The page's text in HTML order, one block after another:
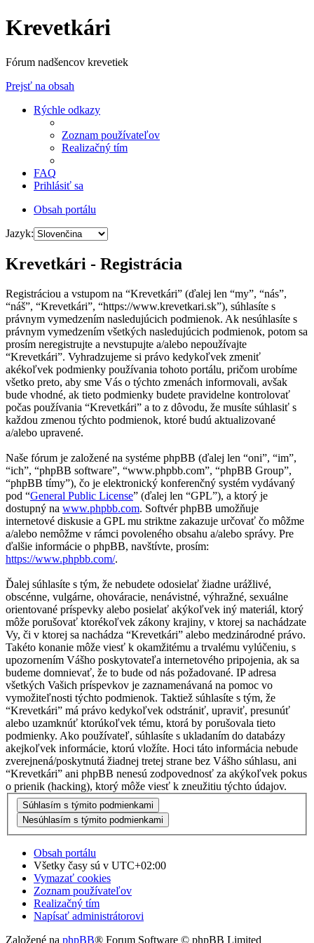
Krevetkári
Fórum nadšencov krevetiek
Prejsť na obsah
Rýchle odkazy
Zoznam používateľov
Realizačný tím
FAQ
Prihlásiť sa
Obsah portálu
Jazyk:
Krevetkári - Registrácia
Registráciou a vstupom na “Krevetkári” (ďalej len “my”, “nás”,
“náš”, “Krevetkári”, “https://www.krevetkari.sk”), súhlasíte s
právnym vymedzením nasledujúcich podmienok. Ak nesúhlasíte s
právnym vymedzením všetkých nasledujúcich podmienok, potom sa
prosím neregistrujte a nevstupujte a/alebo nepoužívajte
“Krevetkári”. Vyhradzujeme si právo kedykoľvek zmeniť
akékoľvek podmienky používania tohoto portálu, pričom urobíme
všetko preto, aby sme Vás o týchto zmenách informovali, avšak
bude vhodné, ak tieto podmienky budete pravidelne kontrolovať
počas používania “Krevetkári” a to z dôvodu, že musíte súhlasiť s
každou zmenou týchto podmienok, ktoré budú aktualizované
a/alebo upravené.
Naše fórum je založené na systéme phpBB (ďalej len “oni”, “im”,
“ich”, “phpBB software”, “www.phpbb.com”, “phpBB Group”,
“phpBB tímy”), čo je elektronický konferenčný systém vydávaný
pod “General Public License” (ďalej len “GPL”), a ktorý je
dostupný na www.phpbb.com. Softvér phpBB umožňuje
internetové diskusie a GPL mu striktne zakazuje určovať čo môžme
a/alebo nemôžme v rámci povoleného obsahu a/alebo správy. Pre
ďalšie informácie o phpBB, navštívte, prosím:
https://www.phpbb.com/.
Ďalej súhlasíte s tým, že nebudete odosielať žiadne urážlivé,
obscénne, vulgárne, ohováracie, nenávistné, výhražné, sexuálne
orientované príspevky alebo posielať akýkoľvek iný materiál, ktorý
môže porušovať ktorékoľvek zákony krajiny, v ktorej sa nachádzate
Vy, či v ktorej sa nachádza “Krevetkári” alebo medzinárodné právo.
Takéto konanie môže viesť k okamžitému a trvalému vylúčeniu, s
upozornením Vášho poskytovateľa internetového pripojenia, ak sa
budeme domnievať, že to bude od nás požadované. IP adresa
všetkých Vašich príspevkov je zaznamenávaná na pomoc vo
vymožiteľnosti týchto podmienok. Taktiež súhlasíte s tým, že
“Krevetkári” má právo kedykoľvek odstrániť, upraviť, presunúť
alebo uzamknúť ktorúkoľvek tému, ktorá by porušovala tieto
podmienky. Ako používateľ, súhlasíte s ukladaním do databázy
akejkoľvek informácie, ktorú vložíte. Hoci táto informácia nebude
zverejnená/poskytnutá žiadnej tretej strane bez Vášho súhlasu, ani
“Krevetkári” ani phpBB nenesú zodpovednosť za akýkoľvek pokus
o prienik (hacking), ktorý môže viesť k zneužitiu týchto údajov.
Obsah portálu
Všetky časy sú v UTC+02:00
Vymazať cookies
Zoznam používateľov
Realizačný tím
Napísať administrátorovi
Založené na phpBB® Forum Software © phpBB Limited